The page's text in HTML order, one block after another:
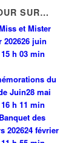
0 km
93420 VILLEPINTE
SUR…
et Mister
202626 juin
h 03 min
du
Juin28 mai
h 11 min
Banquet des
202624 février